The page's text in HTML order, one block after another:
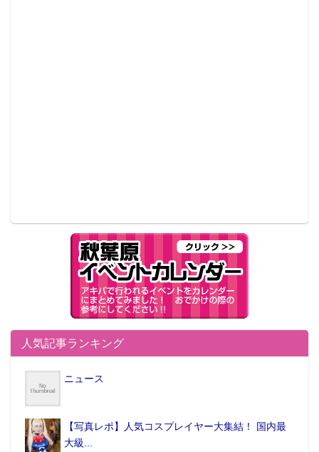
人気記事ランキング
ニュース
【写真レポ】人気コスプレイヤー大集結！ 国内最
大級...